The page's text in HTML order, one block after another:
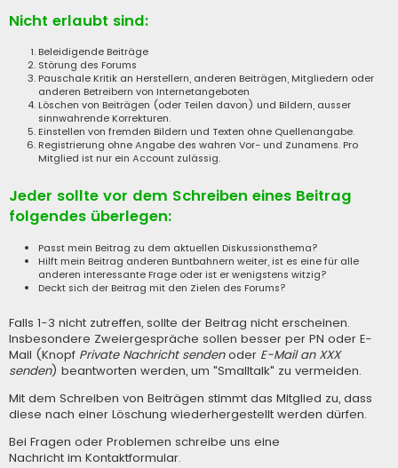
Nicht erlaubt sind:
Beleidigende Beiträge
Störung des Forums
Pauschale Kritik an Herstellern, anderen Beiträgen, Mitgliedern oder
anderen Betreibern von Internetangeboten
Löschen von Beiträgen (oder Teilen davon) und Bildern, ausser
sinnwahrende Korrekturen.
Einstellen von fremden Bildern und Texten ohne Quellenangabe.
Registrierung ohne Angabe des wahren Vor- und Zunamens. Pro
Mitglied ist nur ein Account zulässig.
Jeder sollte vor dem Schreiben eines Beitrag
folgendes überlegen:
Passt mein Beitrag zu dem aktuellen Diskussionsthema?
Hilft mein Beitrag anderen Buntbahnern weiter, ist es eine für alle
anderen interessante Frage oder ist er wenigstens witzig?
Deckt sich der Beitrag mit den Zielen des Forums?
Falls 1-3 nicht zutreffen, sollte der Beitrag nicht erscheinen.
Insbesondere Zweiergespräche sollen besser per PN oder E-
Mail (Knopf Private Nachricht sendenoder E-Mail an XXX
senden) beantworten werden, um "Smalltalk" zu vermeiden.
Mit dem Schreiben von Beiträgen stimmt das Mitglied zu, dass
diese nach einer Löschung wiederhergestellt werden dürfen.
Bei Fragen oder Problemen schreibe uns eine
Nachricht im Kontaktformular.